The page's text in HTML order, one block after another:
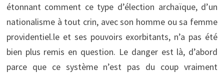
étonnant comment ce type d’élection archaïque, d’un
nationalisme à tout crin, avec son homme ou sa femme
providentiel.le et ses pouvoirs exorbitants, n’a pas été
bien plus remis en question. Le danger est là, d’abord
parce que ce système n’est pas du coup vraiment